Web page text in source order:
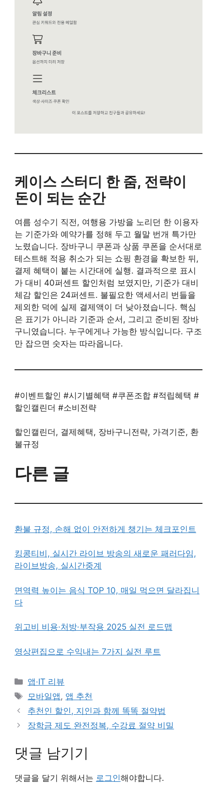
케이스 스터디 한 줌, 전략이
돈이 되는 순간
여름 성수기 직전, 여행용 가방을 노리던 한 이용자
는 기준가와 예약가를 정해 두고 월말 번개 특가만
노렸습니다. 장바구니 쿠폰과 상품 쿠폰을 순서대로
테스트해 적용 취소가 되는 쇼핑 환경을 확보한 뒤,
결제 혜택이 붙는 시간대에 실행. 결과적으로 표시
가 대비 40퍼센트 할인처럼 보였지만, 기준가 대비
체감 할인은 24퍼센트. 불필요한 액세서리 번들을
제외한 덕에 실제 결제액이 더 낮아졌습니다. 핵심
은 표기가 아니라 기준과 순서, 그리고 준비된 장바
구니였습니다. 누구에게나 가능한 방식입니다. 구조
만 잡으면 숫자는 따라옵니다.
#이벤트할인 #시기별혜택 #쿠폰조합 #적립혜택 #
할인캘린더 #소비전략
할인캘린더, 결제혜택, 장바구니전략, 가격기준, 환
불규정
다른 글
환불 규정, 손해 없이 안전하게 챙기는 체크포인트
킹콩티비, 실시간 라이브 방송의 새로운 패러다임,
라이브방송, 실시간중계
면역력 높이는 음식 TOP 10, 매일 먹으면 달라집니
다
위고비 비용·처방·부작용 2025 실전 로드맵
영상편집으로 수익내는 7가지 실전 루트
카
테
리
앱·IT 리뷰
태
그
모바일앱 , 앱 추천
추천인 할인, 지인과 함께 똑똑 절약법
장학금 제도 완전정복, 수강료 절약 비밀
댓글 남기기
댓글을 달기 위해서는 로그인해야합니다.